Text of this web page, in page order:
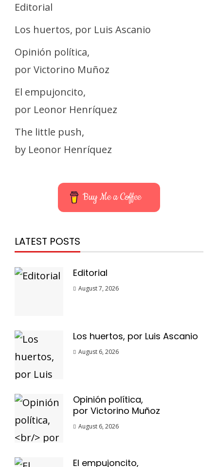
Editorial
Los huertos, por Luis Ascanio
Opinión política,
por Victorino Muñoz
El empujoncito,
por Leonor Henríquez
The little push,
by Leonor Henríquez
Buy Me a Coffee
LATEST POSTS
Editorial
August 7, 2026
Los huertos, por Luis Ascanio
August 6, 2026
Opinión política,
por Victorino Muñoz
August 6, 2026
El empujoncito,